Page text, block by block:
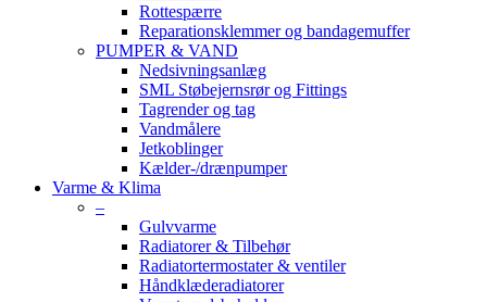
Rottespærre
Reparationsklemmer og bandagemuffer
PUMPER & VAND
Nedsivningsanlæg
SML Støbejernsrør og Fittings
Tagrender og tag
Vandmålere
Jetkoblinger
Kælder-/drænpumper
Varme & Klima
–
Gulvvarme
Radiatorer & Tilbehør
Radiatortermostater & ventiler
Håndklæderadiatorer